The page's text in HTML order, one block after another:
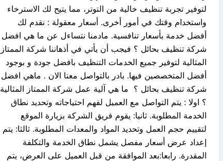
لتوفير تجربة تنظيف خالية من التوتر، مما يتيح لك الاسترخاء
واستخدام وقتك في أمور أخرى. أسعار معقولة : نقدم لك
أفضل خدمة بأسعار تنافسية. مادمنا نتساءل عن ما هي افضل
شركة تنظيف بحائل ؟ فيجب أن يأتي في أذهاننا شركة الممتاز
المثالية لتوفير جميع الخدمات التنظيف بافضل جودة و بوجود
أفضل المتخصصين فيها. بادر بالتواصل معنا الان . ماهي افضل
شركة تنظيف بحائل ؟ ما هي آلية عمل شركة الممتاز المثالية
؟ اولا : يتم التواصل مع العميل لفهم احتياجاته وتحديد نطاق
الخدمة المطلوبة. ثانيا: يقوم فريق الشركة بزيارة الموقع
لتقييم حجم العمل وتحديد المواد والمعدات المطلوبة. ثالثا: يتم
إعداد عرض أسعار مفصل يشمل نطاق الخدمة والتكلفة
المقدرة. رابعا:بعد الموافقة من قبل العميل على العرض، يتم